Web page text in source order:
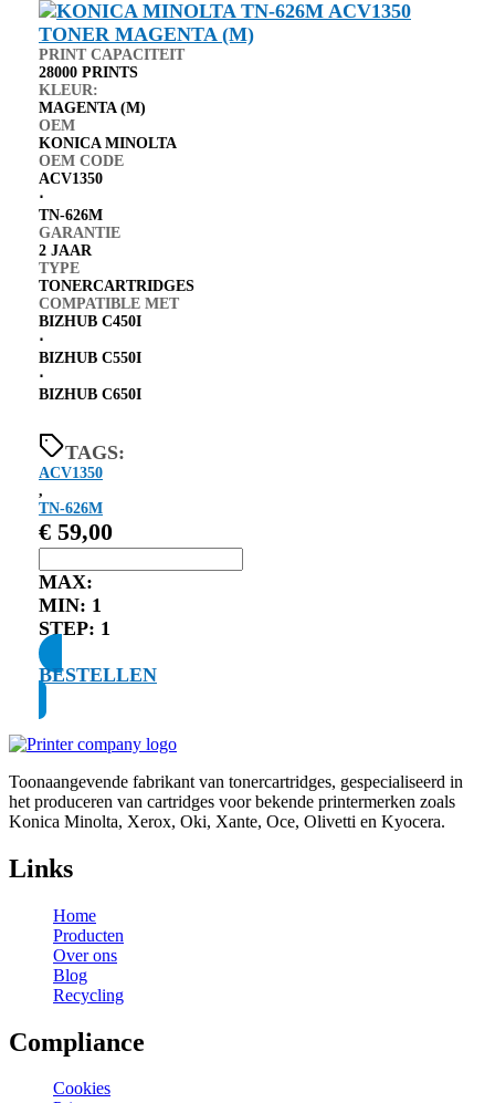
PRINT CAPACITEIT
28000 PRINTS
KLEUR:
MAGENTA (M)
OEM
KONICA MINOLTA
OEM CODE
ACV1350
⋅
TN-626M
GARANTIE
2 JAAR
TYPE
TONERCARTRIDGES
COMPATIBLE MET
BIZHUB C450I
⋅
BIZHUB C550I
⋅
BIZHUB C650I
TAGS:
ACV1350
,
TN-626M
€ 59,00
MAX:
MIN: 1
STEP: 1
BESTELLEN
Toonaangevende fabrikant van tonercartridges, gespecialiseerd in
het produceren van cartridges voor bekende printermerken zoals
Konica Minolta, Xerox, Oki, Xante, Oce, Olivetti en Kyocera.
Links
Home
Producten
Over ons
Blog
Recycling
Compliance
Cookies